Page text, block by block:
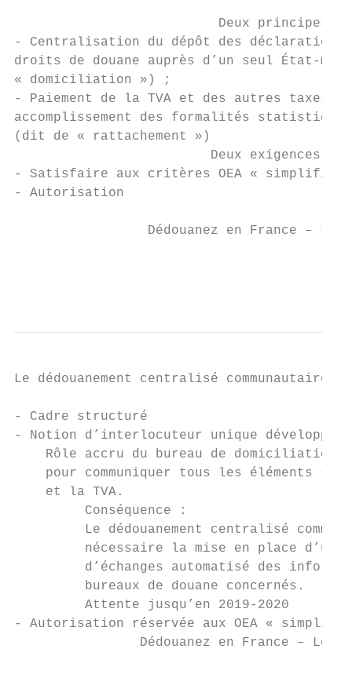
                          Deux principes :
- Centralisation du dépôt des déclarations
droits de douane auprès d’un seul État-
« domiciliation ») ;
- Paiement de la TVA et des autres taxes
accomplissement des formalités statistiques
(dit de « rattachement »)
                         Deux exigences :
- Satisfaire aux critères OEA «
- Autorisation
Dédouanez en France – Le
Le dédouanement centralisé communautaire
- Cadre structuré
- Notion d’interlocuteur unique
Rôle accru du bureau de domiciliation
pour communiquer tous les éléments sur
    et la TVA.
         Conséquence :
Le dédouanement centralisé
nécessaire la mise en place d’un
d’échanges automatisé des
         bureaux de douane concernés.
         Attente jusqu’en 2019-2020
- Autorisation réservée aux OEA «
Dédouanez en France – Le